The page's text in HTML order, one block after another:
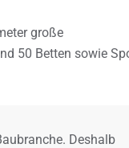
große
50 Betten sowie
Deshalb